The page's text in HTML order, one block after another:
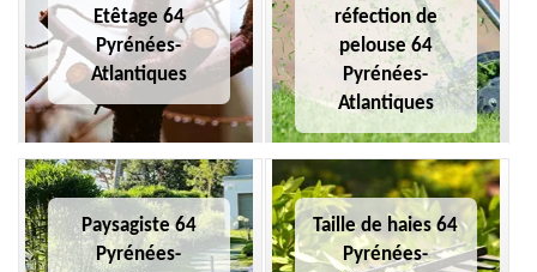
Etêtage 64
Pyrénées-
Atlantiques
réfection de
pelouse 64
Pyrénées-
Atlantiques
Paysagiste 64
Pyrénées-
Taille de haies 64
Pyrénées-